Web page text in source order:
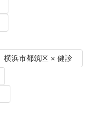
横浜市都筑区 × 健診